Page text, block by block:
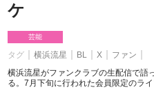
ケ
芸能
タグ 横浜流星 BL X
ファン
横浜流星がファンクラブの生配信で語
る。7月下旬に行われた会員限定のラ